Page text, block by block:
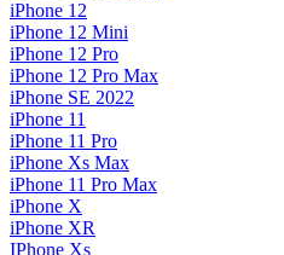
iPhone 12
iPhone 12 Mini
iPhone 12 Pro
iPhone 12 Pro Max
iPhone SE 2022
iPhone 11
iPhone 11 Pro
iPhone Xs Max
iPhone 11 Pro Max
iPhone X
iPhone XR
IPhone Xs